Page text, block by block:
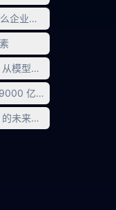
企业选择了 Anthropic？
模型到平台
亿估值对 AI 格局的
未来之路